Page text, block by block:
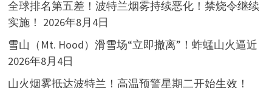
全球排名第五差！波特兰烟雾持续恶化！禁烧令继续
实施！ 2026年8月4日
雪山（Mt. Hood）滑雪场“立即撤离”！蚱蜢山火逼近
2026年8月4日
山火烟雾抵达波特兰！高温预警星期二开始生效！